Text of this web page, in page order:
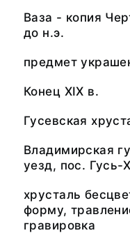
Ваза - копия
до н.э.
предмет
Конец XIX в.
Гусевская
Владимирская
уезд, пос. Гусь-
хрусталь
форму,
гравировка